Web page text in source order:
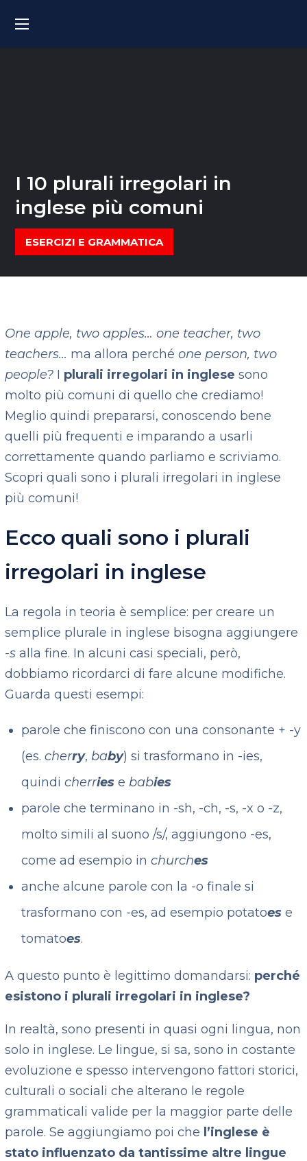
I 10 plurali irregolari in
inglese più comuni
ESERCIZI E GRAMMATICA
One apple, two apples… one teacher, two
teachers… ma allora perchéone person, two
people? I plurali irregolari in inglesesono
molto più comuni di quello che crediamo!
Meglio quindi prepararsi, conoscendo bene
quelli più frequenti e imparando a usarli
correttamente quando parliamo e scriviamo.
Scopri quali sono i plurali irregolari in inglese
più comuni!
Ecco quali sono i plurali
irregolari in inglese
La regola in teoria è semplice: per creare un
semplice plurale in inglese bisogna aggiungere
-s alla fine. In alcuni casi speciali, però,
dobbiamo ricordarci di fare alcune modifiche.
Guarda questi esempi:
parole che finiscono con una consonante + -y
(es. cherry, baby) si trasformano in -ies,
quindi cherries e babies
parole che terminano in -sh, -ch, -s, -x o -z,
molto simili al suono /s/, aggiungono -es,
come ad esempio in churches
anche alcune parole con la -o finale si
trasformano con -es, ad esempio potatoes e
tomatoes.
A questo punto è legittimo domandarsi: perché
esistono i plurali irregolari in inglese?
In realtà, sono presenti in quasi ogni lingua, non
solo in inglese. Le lingue, si sa, sono in costante
evoluzione e spesso intervengono fattori storici,
culturali o sociali che alterano le regole
grammaticali valide per la maggior parte delle
parole. Se aggiungiamo poi che l’inglese è
stato influenzato da tantissime altre lingue